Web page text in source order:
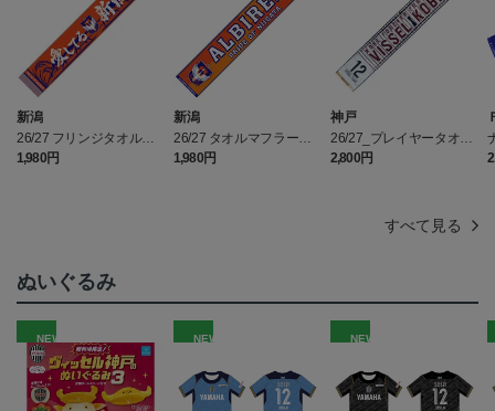
新潟
26/27 フリンジタオルマ
フラー（愛してる新潟）
1,980円
新潟
26/27 タオルマフラー（O
RANGE CROSS）
1,980円
神戸
26/27_プレイヤータオル
マフラー（2nd）
2,800円
すべて見る
ぬいぐるみ
NEW NEW NEW